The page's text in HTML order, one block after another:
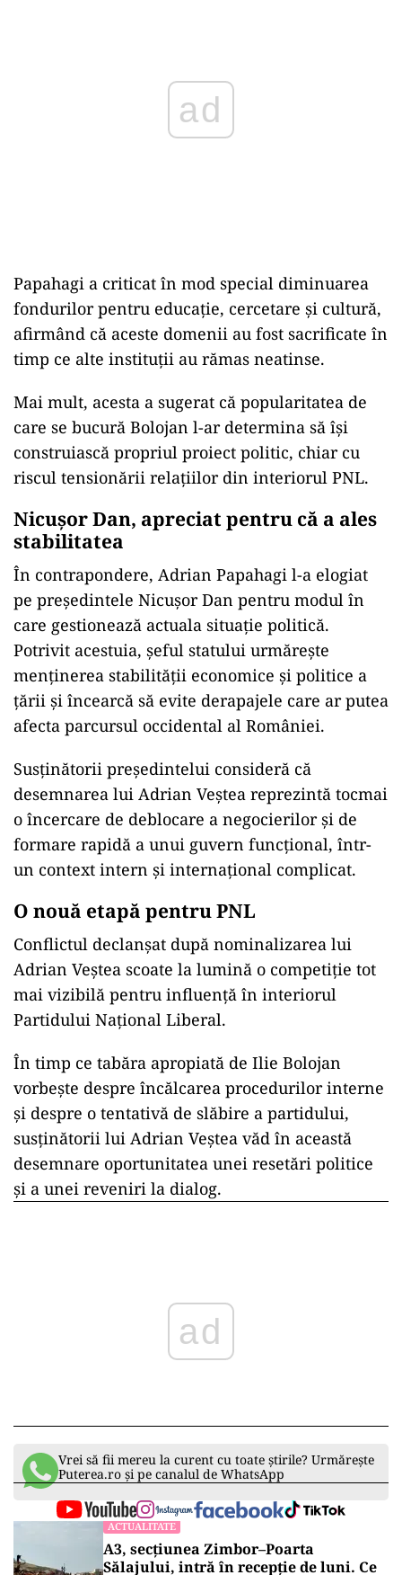
ad
Papahagi a criticat în mod special diminuarea
fondurilor pentru educație, cercetare și cultură,
afirmând că aceste domenii au fost sacrificate în
timp ce alte instituții au rămas neatinse.
Mai mult, acesta a sugerat că popularitatea de
care se bucură Bolojan l-ar determina să își
construiască propriul proiect politic, chiar cu
riscul tensionării relațiilor din interiorul PNL.
Nicușor Dan, apreciat pentru că a ales
stabilitatea
În contrapondere, Adrian Papahagi l-a elogiat
pe președintele Nicușor Dan pentru modul în
care gestionează actuala situație politică.
Potrivit acestuia, șeful statului urmărește
menținerea stabilității economice și politice a
țării și încearcă să evite derapajele care ar putea
afecta parcursul occidental al României.
Susținătorii președintelui consideră că
desemnarea lui Adrian Veștea reprezintă tocmai
o încercare de deblocare a negocierilor și de
formare rapidă a unui guvern funcțional, într-
un context intern și internațional complicat.
O nouă etapă pentru PNL
Conflictul declanșat după nominalizarea lui
Adrian Veștea scoate la lumină o competiție tot
mai vizibilă pentru influență în interiorul
Partidului Național Liberal.
În timp ce tabăra apropiată de Ilie Bolojan
vorbește despre încălcarea procedurilor interne
și despre o tentativă de slăbire a partidului,
susținătorii lui Adrian Veștea văd în această
desemnare oportunitatea unei resetări politice
și a unei reveniri la dialog.
ad
Vrei să fii mereu la curent cu toate știrile? Urmărește
Puterea.ro și pe canalul de WhatsApp
ACTUALITATE
A3, secțiunea Zimbor–Poarta
Sălajului, intră în recepție de luni. Ce